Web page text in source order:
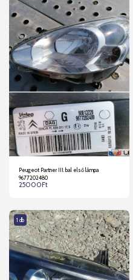
Peugeot Partner III. bal első lámpa
9677202480
25000Ft
1 db